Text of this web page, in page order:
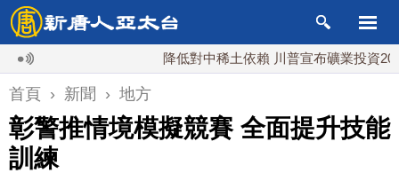
降低對中稀土依賴 川普宣布礦業投資20億美元
首頁 › 新聞 › 地方
彰警推情境模擬競賽 全面提升技能
訓練